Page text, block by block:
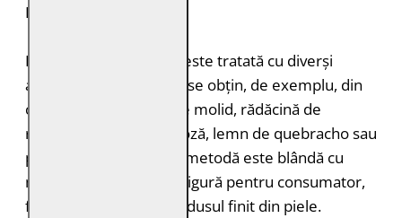
DURABILITATE
Pielea tăbăcită vegetal este tratată cu diverși
agenți de tăbăcire care se obțin, de exemplu, din
coajă de stejar, coajă de molid, rădăcină de
rubarbă, coajă de mimoză, lemn de quebracho sau
păstăi de tara. Această metodă este blândă cu
mediul înconjurător și sigură pentru consumator,
fără a lăsa toxine în produsul finit din piele.